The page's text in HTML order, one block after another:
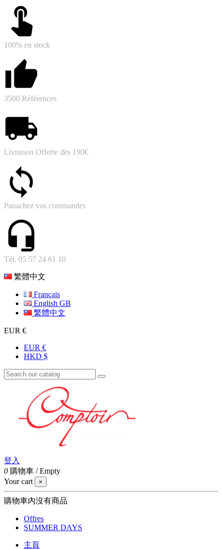
100% en stock
3500 Références
Livraison Offerte dès 190€
Panachez vos commandes
Tél. 05 57 24 61 10
繁體中文
Français
English GB
繁體中文
EUR €
EUR €
HKD $
登入
0 購物車 /Empty
Your cart
×
購物車內沒有商品
Offres
SUMMER DAYS
主頁